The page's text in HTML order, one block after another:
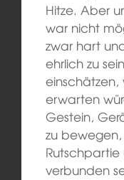
Hitze. Aber
war nicht
zwar hart
ehrlich zu
einschätzen,
erwarten
Gestein,
zu
Rutschpartie
verbunden